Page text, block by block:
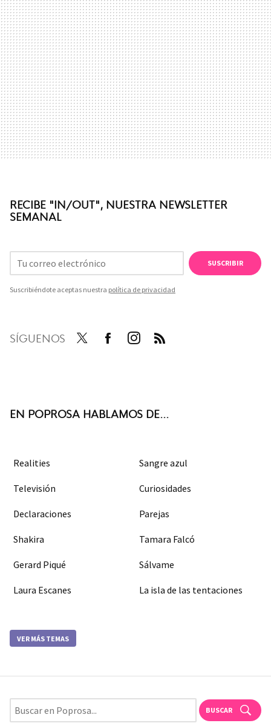
RECIBE "IN/OUT", NUESTRA NEWSLETTER
SEMANAL
SUSCRIBIR
Suscribiéndote aceptas nuestra política de privacidad
SÍGUENOS
EN POPROSA HABLAMOS DE...
Realities Sangre azul
Televisión Curiosidades
Declaraciones Parejas
Shakira Tamara Falcó
Gerard Piqué Sálvame
Laura Escanes La isla de las tentaciones
VER MÁS TEMAS
BUSCAR